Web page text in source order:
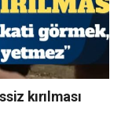
kırılması